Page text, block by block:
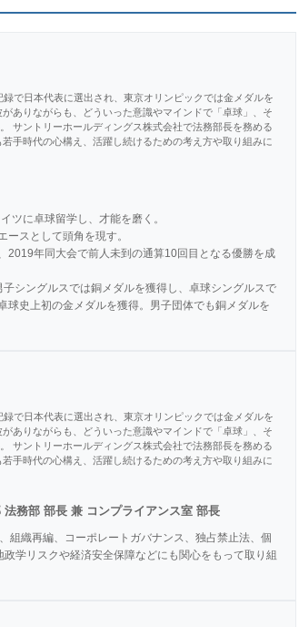
で日本代表に選出され、東京オリンピックでは金メダルを
ありながらも、どういった意識やマインドで「卓球」、そ
サントリーホールディングス株式会社で法務部長を務める
手時代の心構え、活躍し続けるための考え方や取り組みに
ツに卓球留学し、才能を磨く。
スとして頭角を現す。
2019年同大会で前人未到の通算10回目となる優勝を成
シングルスでは銅メダルを獲得し、卓球シングルスで
史上初の金メダルを獲得。男子団体でも銅メダルを
で日本代表に選出され、東京オリンピックでは金メダルを
ありながらも、どういった意識やマインドで「卓球」、そ
サントリーホールディングス株式会社で法務部長を務める
手時代の心構え、活躍し続けるための考え方や取り組みに
務部 部長 兼 コンプライアンス室 部長
組織再編、コーポレートガバナンス、独占禁止法、個
学リスクや経済安全保障などにも関心をもって取り組